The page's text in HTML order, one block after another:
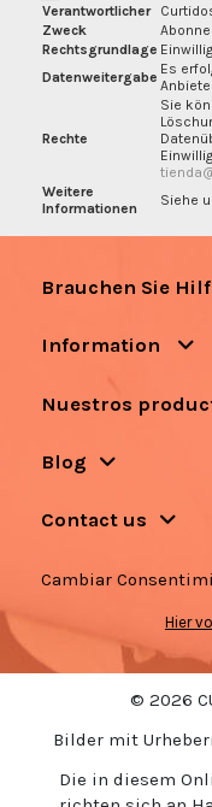
Verantwortlicher
Zweck
Rechtsgrundlage
Datenweitergabe Es
Rechte
Sie
Weitere
Informationen
Siehe
Brauchen Sie
Information
Nuestros
Blog
Contact us
Cambiar
Hier
© 2026
Bilder mit
Die in diesem